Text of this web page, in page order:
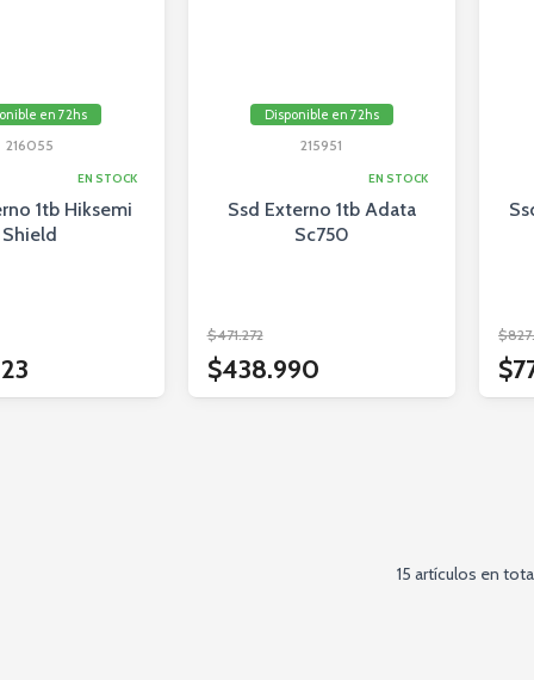
en 72hs
216055
EN STOCK
1tb Hiksemi
Shield
Disponible en 72hs
215951
EN STOCK
Ssd Externo 1tb Adata
Sc750
$471.272
$438.990
15 artículos en